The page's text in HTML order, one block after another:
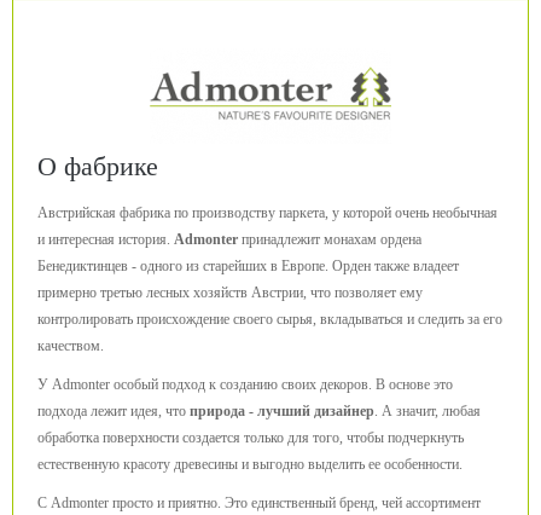
О фабрике
Австрийская фабрика по производству паркета, у которой очень необычная
и интересная история. Admonter принадлежит монахам ордена
Бенедиктинцев - одного из старейших в Европе. Орден также владеет
примерно третью лесных хозяйств Австрии, что позволяет ему
контролировать происхождение своего сырья, вкладываться и следить за его
качеством.
У Admonter особый подход к созданию своих декоров. В основе это
подхода лежит идея, что природа - лучший дизайнер. А значит, любая
обработка поверхности создается только для того, чтобы подчеркнуть
естественную красоту древесины и выгодно выделить ее особенности.
С Admonter просто и приятно. Это единственный бренд, чей ассортимент